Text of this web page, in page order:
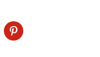
pinterest